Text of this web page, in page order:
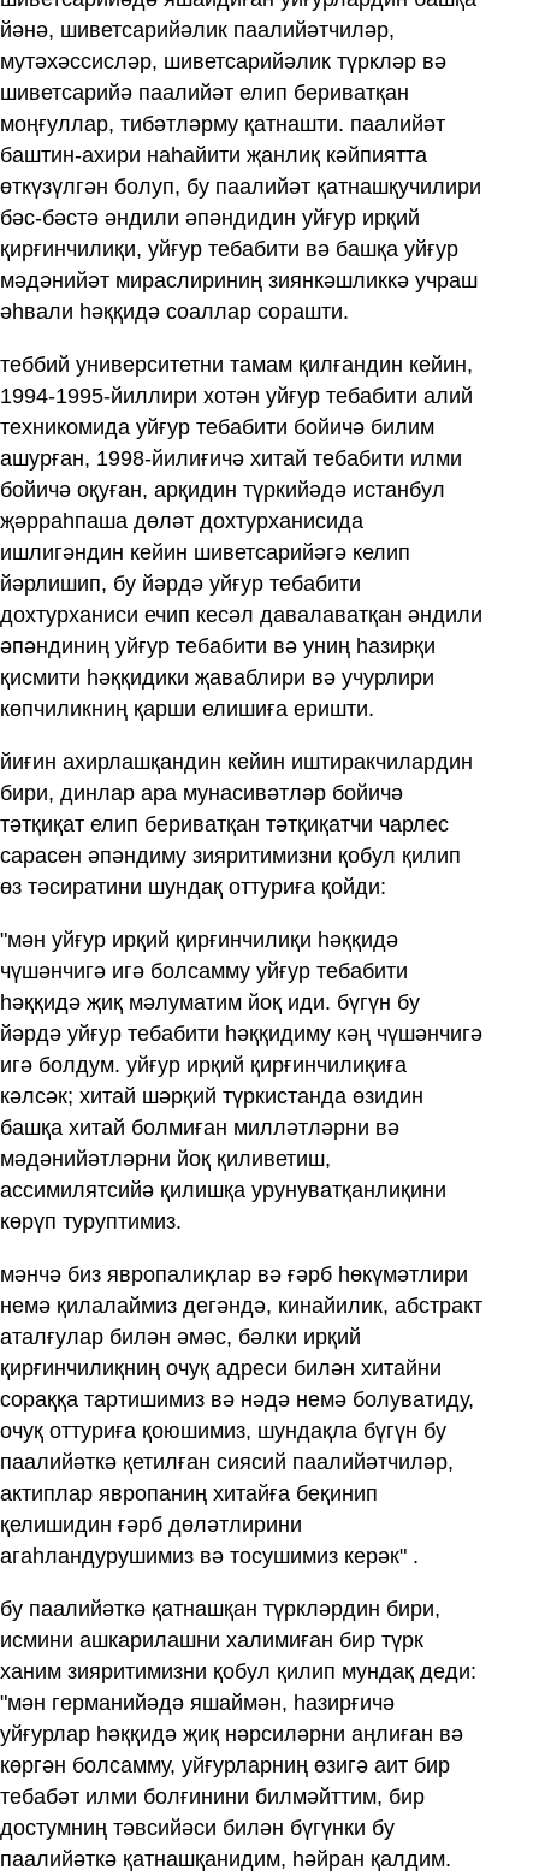
йәнә, шиветсарийәлик паалийәтчиләр,
мутәхәссисләр, шиветсарийәлик түркләр вә
шиветсарийә паалийәт елип бериватқан
моңғуллар, тибәтләрму қатнашти. паалийәт
баштин-ахири наһайити җанлиқ кәйпиятта
өткүзүлгән болуп, бу паалийәт қатнашқучилири
бәс-бәстә әндили әпәндидин уйғур ирқий
қирғинчилиқи, уйғур тебабити вә башқа уйғур
мәдәнийәт мираслириниң зиянкәшликкә учраш
әһвали һәққидә соаллар сорашти.
теббий университетни тамам қилғандин кейин,
1994-1995-йиллири хотән уйғур тебабити алий
техникомида уйғур тебабити бойичә билим
ашурған, 1998-йилиғичә хитай тебабити илми
бойичә оқуған, арқидин түркийәдә истанбул
җәрраһпаша дөләт дохтурханисида
ишлигәндин кейин шиветсарийәгә келип
йәрлишип, бу йәрдә уйғур тебабити
дохтурханиси ечип кесәл давалаватқан әндили
әпәндиниң уйғур тебабити вә униң һазирқи
қисмити һәққидики җаваблири вә учурлири
көпчиликниң қарши елишиға еришти.
йиғин ахирлашқандин кейин иштиракчилардин
бири, динлар ара мунасивәтләр бойичә
тәтқиқат елип бериватқан тәтқиқатчи чарлес
сарасен әпәндиму зияритимизни қобул қилип
өз тәсиратини шундақ оттуриға қойди:
"мән уйғур ирқий қирғинчилиқи һәққидә
чүшәнчигә игә болсамму уйғур тебабити
һәққидә җиқ мәлуматим йоқ иди. бүгүн бу
йәрдә уйғур тебабити һәққидиму кәң чүшәнчигә
игә болдум. уйғур ирқий қирғинчилиқиға
кәлсәк; хитай шәрқий түркистанда өзидин
башқа хитай болмиған милләтләрни вә
мәдәнийәтләрни йоқ қиливетиш,
ассимилятсийә қилишқа урунуватқанлиқини
көрүп туруптимиз.
мәнчә биз явропалиқлар вә ғәрб һөкүмәтлири
немә қилалаймиз дегәндә, кинайилик, абстракт
аталғулар билән әмәс, бәлки ирқий
қирғинчилиқниң очуқ адреси билән хитайни
сораққа тартишимиз вә нәдә немә болуватиду,
очуқ оттуриға қоюшимиз, шундақла бүгүн бу
паалийәткә қетилған сиясий паалийәтчиләр,
актиплар явропаниң хитайға беқинип
қелишидин ғәрб дөләтлирини
агаһландурушимиз вә тосушимиз керәк" .
бу паалийәткә қатнашқан түркләрдин бири,
исмини ашкарилашни халимиған бир түрк
ханим зияритимизни қобул қилип мундақ деди:
"мән германийәдә яшаймән, һазирғичә
уйғурлар һәққидә җиқ нәрсиләрни аңлиған вә
көргән болсамму, уйғурларниң өзигә аит бир
тебабәт илми болғинини билмәйттим, бир
достумниң тәвсийәси билән бүгүнки бу
паалийәткә қатнашқанидим, һәйран қалдим.